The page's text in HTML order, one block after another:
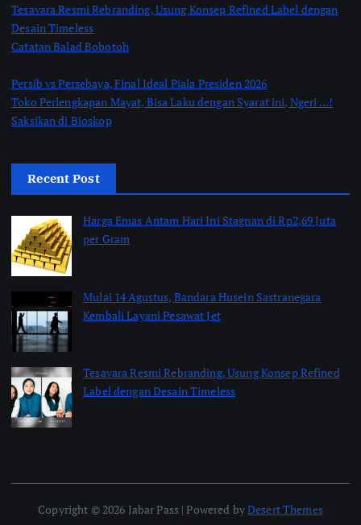
Tesavara Resmi Rebranding, Usung Konsep Refined Label dengan
Desain Timeless
Catatan Balad Bobotoh
Persib vs Persebaya, Final Ideal Piala Presiden 2026
Toko Perlengkapan Mayat, Bisa Laku dengan Syarat ini, Ngeri …!
Saksikan di Bioskop
Recent Post
Harga Emas Antam Hari Ini Stagnan di Rp2,69 Juta
per Gram
Mulai 14 Agustus, Bandara Husein Sastranegara
Kembali Layani Pesawat Jet
Tesavara Resmi Rebranding, Usung Konsep Refined
Label dengan Desain Timeless
Copyright © 2026 Jabar Pass | Powered byDesert Themes